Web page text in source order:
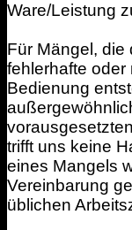
Ware/Leistung
Für Mängel, die
fehlerhafte
Bedienung
trifft uns keine
eines Mangels
Vereinbarung
üblichen